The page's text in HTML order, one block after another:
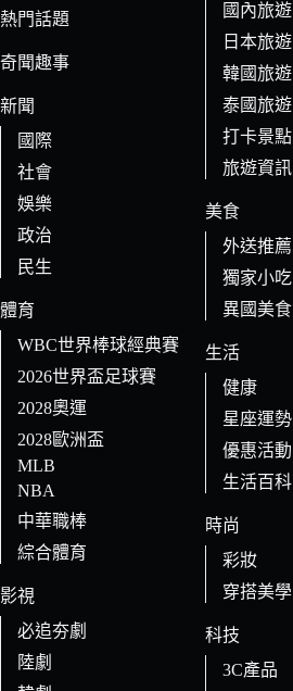
的
果
熱門話題
奇聞趣事
新聞
國際
社會
娛樂
政治
民生
體育
WBC世界棒球經典賽
2026世界盃足球賽
2028奧運
2028歐洲盃
MLB
NBA
中華職棒
綜合體育
影視
必追夯劇
陸劇
國內旅遊
日本旅遊
韓國旅遊
泰國旅遊
打卡景點
旅遊資訊
美食
外送推薦
獨家小吃
異國美食
生活
健康
星座運勢
優惠活動
生活百科
時尚
彩妝
穿搭美學
科技
3C產品